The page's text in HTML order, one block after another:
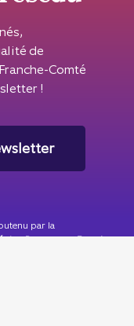
de
Comté
!
par la
Bourgogne Franche-